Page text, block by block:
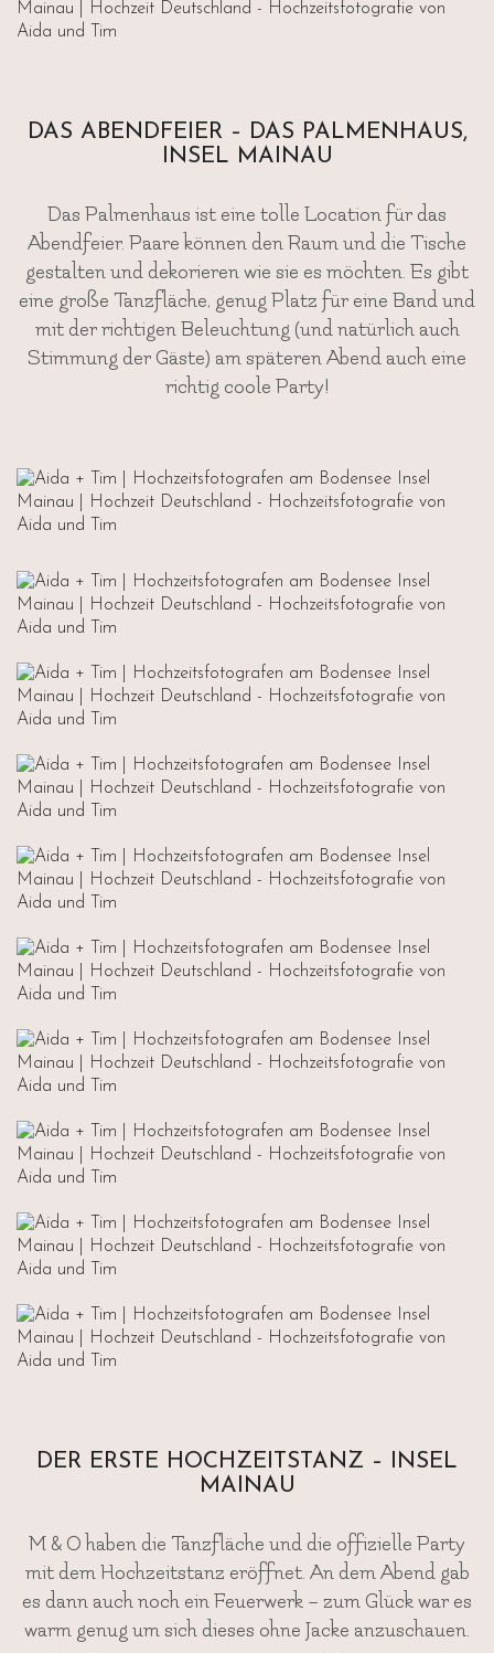
DAS ABENDFEIER – DAS PALMENHAUS,
INSEL MAINAU
Das Palmenhaus ist eine tolle Location für das
Abendfeier. Paare können den Raum und die Tische
gestalten und dekorieren wie sie es möchten. Es gibt
eine große Tanzfläche, genug Platz für eine Band und
mit der richtigen Beleuchtung (und natürlich auch
Stimmung der Gäste) am späteren Abend auch eine
richtig coole Party!
DER ERSTE HOCHZEITSTANZ – INSEL
MAINAU
M & O haben die Tanzfläche und die offizielle Party
mit dem Hochzeitstanz eröffnet. An dem Abend gab
es dann auch noch ein Feuerwerk – zum Glück war es
warm genug um sich dieses ohne Jacke anzuschauen.